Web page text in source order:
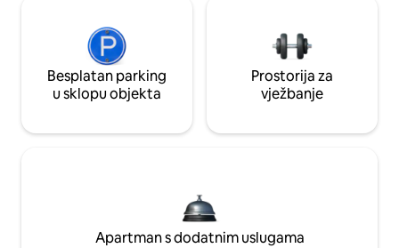
Besplatan parking
u sklopu objekta
Prostorija za
vježbanje
Apartman s dodatnim uslugama